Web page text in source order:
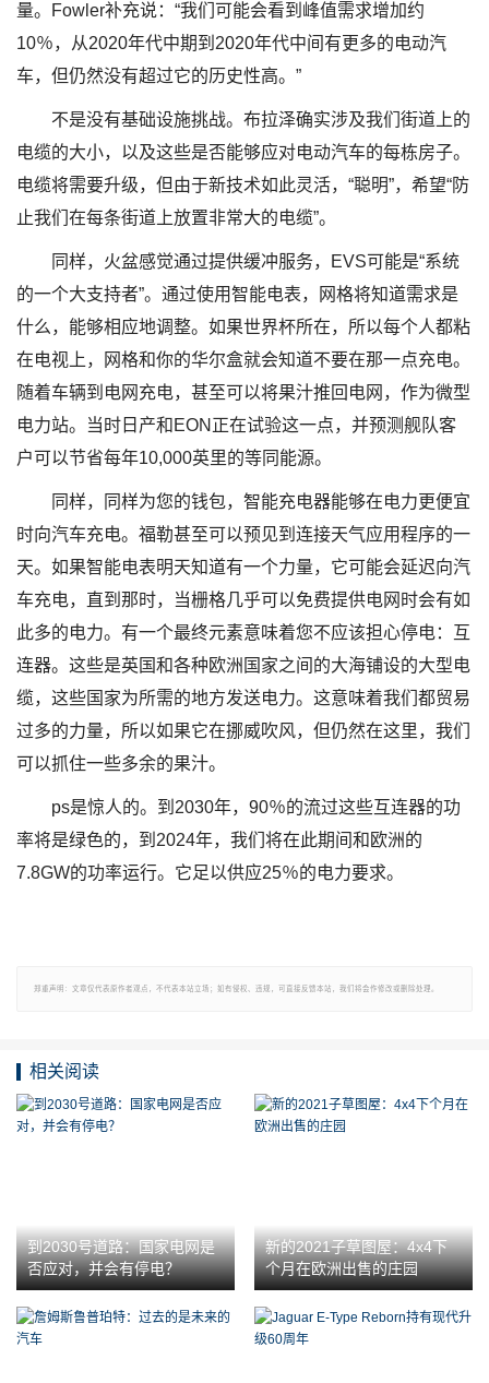
量。Fowler补充说：“我们可能会看到峰值需求增加约
10％，从2020年代中期到2020年代中间有更多的电动汽
车，但仍然没有超过它的历史性高。”
不是没有基础设施挑战。布拉泽确实涉及我们街道上的
电缆的大小，以及这些是否能够应对电动汽车的每栋房子。
电缆将需要升级，但由于新技术如此灵活，“聪明”，希望“防
止我们在每条街道上放置非常大的电缆”。
同样，火盆感觉通过提供缓冲服务，EVS可能是“系统
的一个大支持者”。通过使用智能电表，网格将知道需求是
什么，能够相应地调整。如果世界杯所在，所以每个人都粘
在电视上，网格和你的华尔盒就会知道不要在那一点充电。
随着车辆到电网充电，甚至可以将果汁推回电网，作为微型
电力站。当时日产和EON正在试验这一点，并预测舰队客
户可以节省每年10,000英里的等同能源。
同样，同样为您的钱包，智能充电器能够在电力更便宜
时向汽车充电。福勒甚至可以预见到连接天气应用程序的一
天。如果智能电表明天知道有一个力量，它可能会延迟向汽
车充电，直到那时，当栅格几乎可以免费提供电网时会有如
此多的电力。有一个最终元素意味着您不应该担心停电：互
连器。这些是英国和各种欧洲国家之间的大海铺设的大型电
缆，这些国家为所需的地方发送电力。这意味着我们都贸易
过多的力量，所以如果它在挪威吹风，但仍然在这里，我们
可以抓住一些多余的果汁。
ps是惊人的。到2030年，90％的流过这些互连器的功
率将是绿色的，到2024年，我们将在此期间和欧洲的
7.8GW的功率运行。它足以供应25％的电力要求。
郑重声明：文章仅代表原作者观点，不代表本站立场；如有侵权、违规，可直接反馈本站，我们将会作修改或删除处理。
相关阅读
到2030号道路：国家电网是
否应对，并会有停电？
新的2021子草图屋：4x4下
个月在欧洲出售的庄园